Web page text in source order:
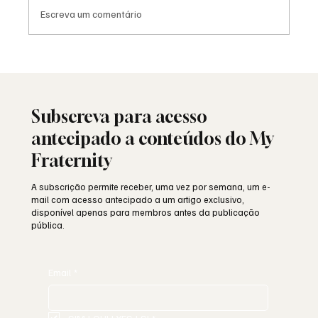
Escreva um comentário
Subscreva para acesso
antecipado a conteúdos do My
Fraternity
A subscrição permite receber, uma vez por semana, um e-
mail com acesso antecipado a um artigo exclusivo,
disponível apenas para membros antes da publicação
pública.